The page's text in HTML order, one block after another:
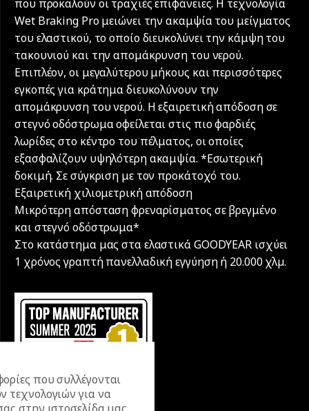
που προκαλούν οι τραχιές επιφάνειες. Η τεχνολογία
Wet Braking Pro μειώνει την ακαμψία του μείγματος
του ελαστικού, το οποίο διευκολύνει την κάμψη του
τακουνιού και την απομάκρυνση του νερού.
Επιπλέον, οι μεγαλύτερου μήκους και περισσότερες
εγκοπές για κράτημα διευκολύνουν την
απομάκρυνση του νερού. Η εξαιρετική απόδοση σε
στεγνό οδόστρωμα οφείλεται στις πιο φαρδιές
λωρίδες στο κέντρο του πέλματος, οι οποίες
εξασφαλίζουν υψηλότερη ακαμψία. *Εσωτερική
δοκιμή. Σε σύγκριση με τον προκάτοχό του.
Εξαιρετική χιλιομετρική απόδοση
Μικρότερη απόσταση φρεναρίσματος σε βρεγμένο
και στεγνό οδόστρωμα*
Στο κατάστημα μας στα ελαστικά GOODYEAR ισχύει
1 χρόνος γραπτή πανελλαδική εγγύηση ή 20.000 χλµ.
που συλλέγονται
τεχνολογιών για να
στην ιστοσελίδα μας,